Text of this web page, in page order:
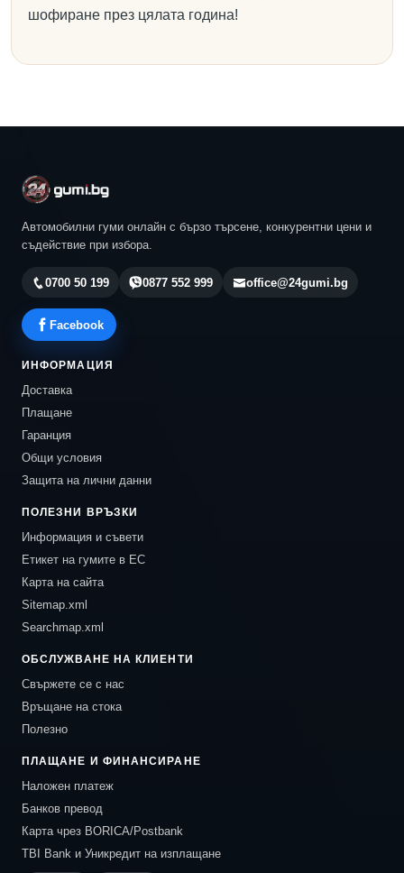
шофиране през цялата година!
Автомобилни гуми онлайн с бързо търсене, конкурентни цени и
съдействие при избора.
0700 50 199 0877 552 999 office@24gumi.bg
Facebook
ИНФОРМАЦИЯ
Доставка
Плащане
Гаранция
Общи условия
Защита на лични данни
ПОЛЕЗНИ ВРЪЗКИ
Информация и съвети
Етикет на гумите в ЕС
Карта на сайта
Sitemap.xml
Searchmap.xml
ОБСЛУЖВАНЕ НА КЛИЕНТИ
Свържете се с нас
Връщане на стока
Полезно
ПЛАЩАНЕ И ФИНАНСИРАНЕ
Наложен платеж
Банков превод
Карта чрез BORICA/Postbank
TBI Bank и Уникредит на изплащане